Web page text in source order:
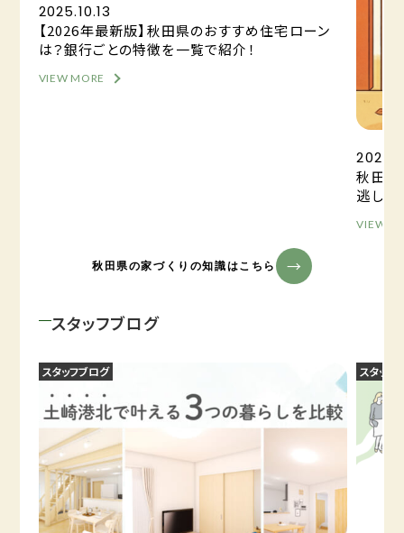
2025.10.13
【2026年最新版】秋田県のおすすめ住宅ローン
は？銀行ごとの特徴を一覧で紹介！
VIEW MORE
秋田の
逃しが
VIEW
秋田県の家づくりの知識はこちら
スタッフブログ
スタッフブログ スタッフ